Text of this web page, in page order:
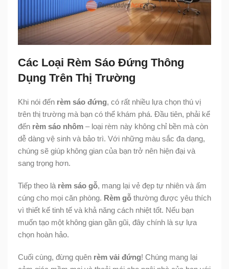
Các Loại Rèm Sáo Đứng Thông
Dụng Trên Thị Trường
Khi nói đến rèm sáo đứng, có rất nhiều lựa chọn thú vị
trên thị trường mà bạn có thể khám phá. Đầu tiên, phải kể
đến rèm sáo nhôm – loại rèm này không chỉ bền mà còn
dễ dàng vệ sinh và bảo trì. Với những màu sắc đa dạng,
chúng sẽ giúp không gian của bạn trở nên hiện đại và
sang trọng hơn.
Tiếp theo là rèm sáo gỗ, mang lại vẻ đẹp tự nhiên và ấm
cúng cho mọi căn phòng. Rèm gỗ thường được yêu thích
vì thiết kế tinh tế và khả năng cách nhiệt tốt. Nếu bạn
muốn tạo một không gian gần gũi, đây chính là sự lựa
chọn hoàn hảo.
Cuối cùng, đừng quên rèm vải đứng! Chúng mang lại